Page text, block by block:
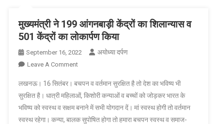
रवाना
मुख्यमंत्री ने 199 आंगनबाड़ी केंद्रों का शिलान्यास व
501 केंद्रों का लोकार्पण किया
September 16, 2022 अयोध्या दर्पण
Leave A CommentOn
ने
199
आंगनबाड़ी
केंद्रों
लखनऊ। 16 सितंबर। बचपन व वर्तमान सुरक्षित है तो देश का भविष्य भी
सुरक्षित है। धात्री महिलाओं, किशोरी कन्याओं व बच्चों को जोड़कर भारत के
भविष्य को स्वस्थ व सक्षम बनाने में सभी योगदान दें। मां स्वस्थ होगी तो वर्तमान
स्वस्थ रहेगा। कन्या, बालक सुपोषित होगा तो हमारा बचपन स्वस्थ व समाज-